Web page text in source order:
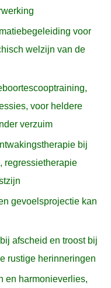
voor
welzijn van de
voor heldere
verzuim
bij
regressietherapie
gevoelsprojectie kan
afscheid en troost bij
rustige herinneringen
en harmonieverlies,